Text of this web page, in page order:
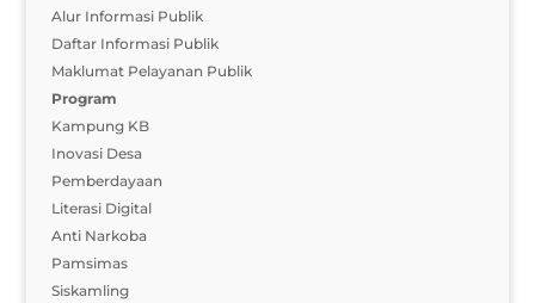
Alur Informasi Publik
Daftar Informasi Publik
Maklumat Pelayanan Publik
Program
Kampung KB
Inovasi Desa
Pemberdayaan
Literasi Digital
Anti Narkoba
Pamsimas
Siskamling